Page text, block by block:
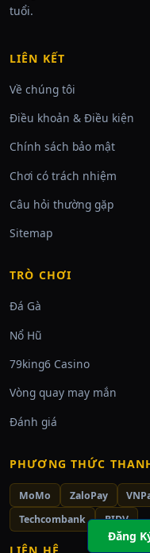
tuổi.
LIÊN KẾT
Về chúng tôi
Điều khoản & Điều kiện
Chính sách bảo mật
Chơi có trách nhiệm
Câu hỏi thường gặp
Sitemap
TRÒ CHƠI
Đá Gà
Nổ Hũ
79king6 Casino
Vòng quay may mắn
Đánh giá
PHƯƠNG THỨC
MoMo ZaloPay
Techcombank
BIDV
Đăng